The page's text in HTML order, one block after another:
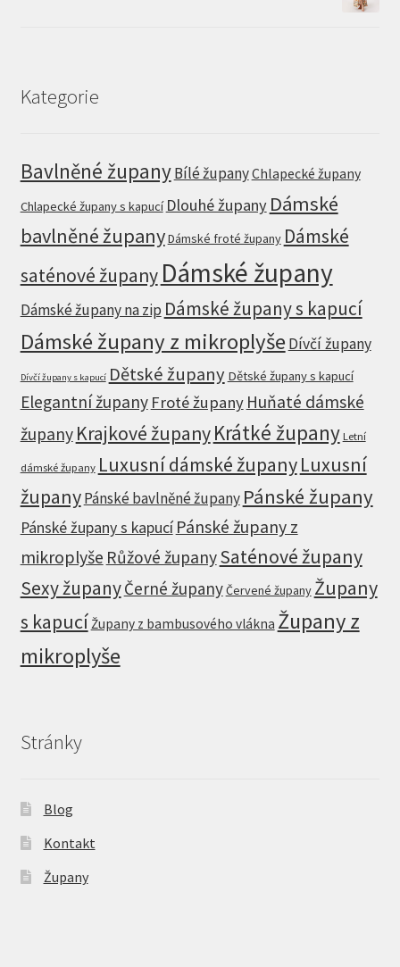
Kategorie
Bavlněné županyBílé županyChlapecké župany
Chlapecké župany s kapucí Dlouhé župany Dámské
bavlněné županyDámské froté župany Dámské
saténové župany Dámské župany
Dámské župany na zip Dámské župany s kapucí
Dámské župany z mikroplyše Dívčí župany
Dívčí župany s kapucí Dětské župany Dětské župany s kapucí
Elegantní župany Froté župany Huňaté dámské
župany Krajkové županyKrátké župany Letní
dámské župany Luxusní dámské županyLuxusní
županyPánské bavlněné župany Pánské župany
Pánské župany s kapucí Pánské župany z
mikroplyše Růžové županySaténové župany
Sexy županyČerné županyČervené župany Župany
s kapucí Župany z bambusového vlákna Župany z
mikroplyše
Stránky
Blog
Kontakt
Župany